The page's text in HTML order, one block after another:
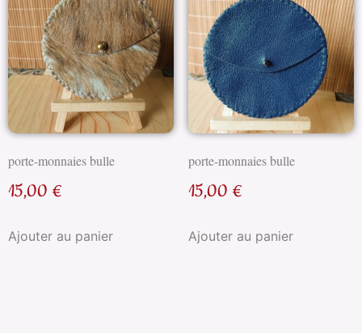
porte-monnaies bulle
15,00 €
Ajouter au panier
porte-monnaies bulle
15,00 €
Ajouter au panier